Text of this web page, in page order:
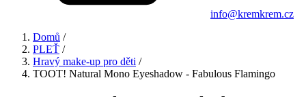
info@kremkrem.cz
Domů /
PLEŤ /
Hravý make-up pro děti /
TOOT! Natural Mono Eyeshadow - Fabulous Flamingo